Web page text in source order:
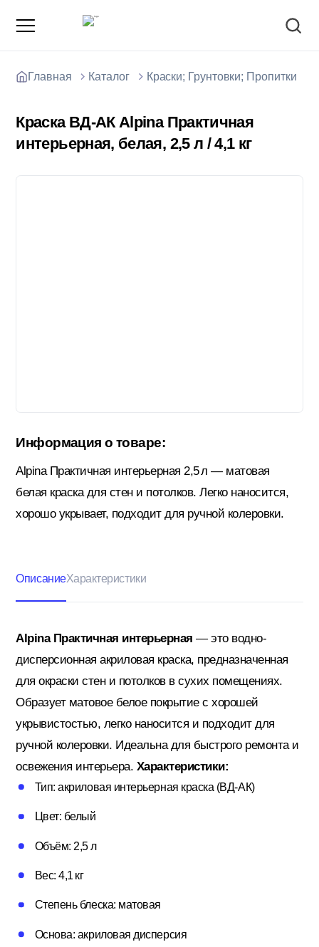
Декоративные штукатурки (готовые)
Картон; Плёнки; Мешки для
строительного мусора
Краски; Грунтовки; Пропитки
Кровельные материалы
Ленты; Серпянки
О компании
Главная Каталог Краски; Грунтовки; Пропитки
Краска ВД-АК Alpina Практичная
интерьерная, белая, 2,5 л / 4,1 кг
Информация о товаре:
Alpina Практичная интерьерная 2,5 л — матовая
белая краска для стен и потолков. Легко наносится,
хорошо укрывает, подходит для ручной колеровки.
ОписаниеХарактеристики
Alpina Практичная интерьерная — это водно-
дисперсионная акриловая краска, предназначенная
для окраски стен и потолков в сухих помещениях.
Образует матовое белое покрытие с хорошей
укрывистостью, легко наносится и подходит для
ручной колеровки. Идеальна для быстрого ремонта и
освежения интерьера. Характеристики:
Тип: акриловая интерьерная краска (ВД-АК)
Цвет: белый
Объём: 2,5 л
Вес: 4,1 кг
Степень блеска: матовая
Основа: акриловая дисперсия